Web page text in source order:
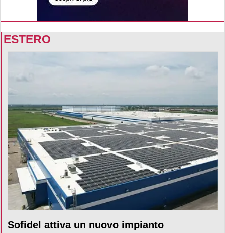
ESTERO
Sofidel attiva un nuovo impianto